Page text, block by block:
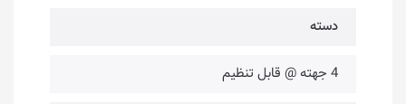
دسته
4 جهته @ قابل تنظیم